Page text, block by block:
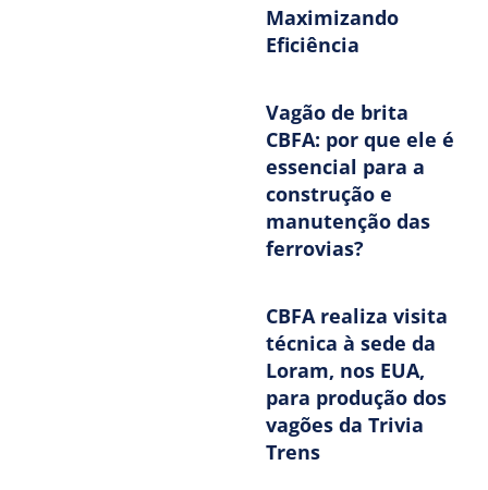
Maximizando
Eficiência
Vagão de brita
CBFA: por que ele é
essencial para a
construção e
manutenção das
ferrovias?
CBFA realiza visita
técnica à sede da
Loram, nos EUA,
para produção dos
vagões da Trivia
Trens